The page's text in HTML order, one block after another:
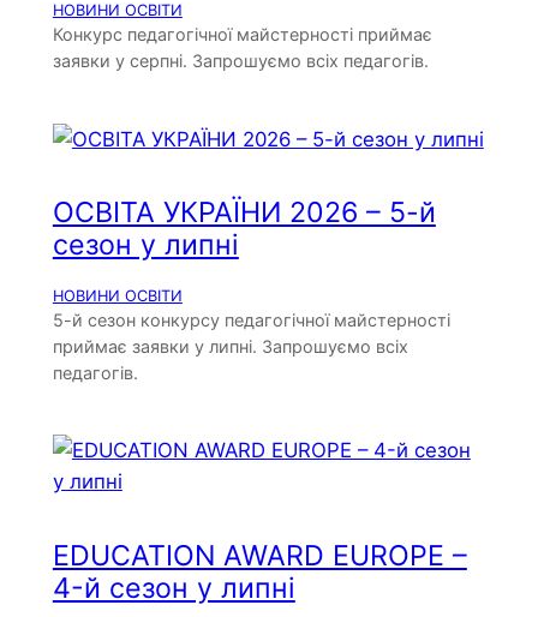
НОВИНИ ОСВІТИ
Конкурс педагогічної майстерності приймає
заявки у серпні. Запрошуємо всіх педагогів.
ОСВІТА УКРАЇНИ 2026 – 5-й
сезон у липні
НОВИНИ ОСВІТИ
5-й сезон конкурсу педагогічної майстерності
приймає заявки у липні. Запрошуємо всіх
педагогів.
EDUCATION AWARD EUROPE –
4-й сезон у липні